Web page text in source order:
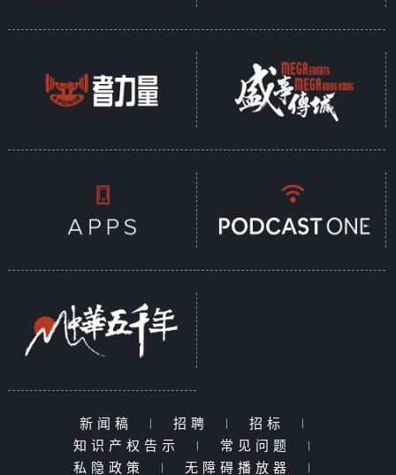
新闻稿 | 招聘 | 招标
|
知识产权告示
| 常见问题
|
私隐政策
| 无障碍播放器 |